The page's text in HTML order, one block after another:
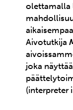
olettamalla
Aivotutkija
joka
(interpreter